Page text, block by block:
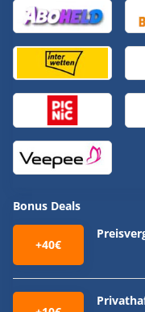
Bonus Deals
+40€